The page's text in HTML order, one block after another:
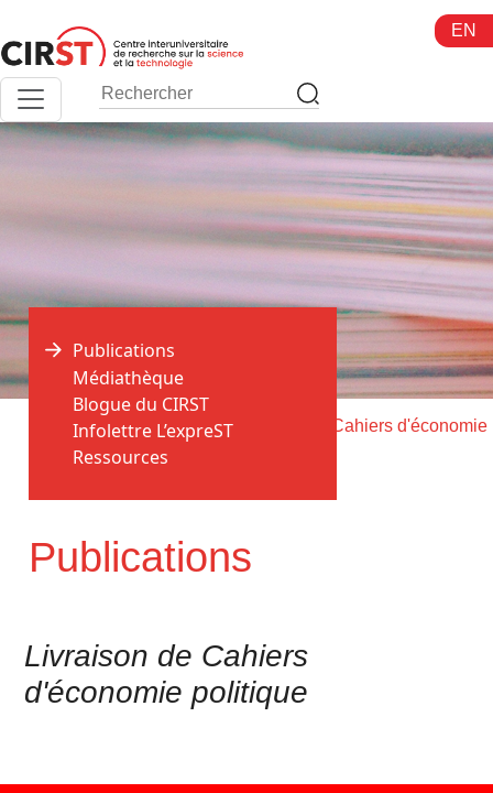
au
contenu
EN
Accueil > Publications >
Publications
Publications
Médiathèque
Blogue du CIRST
Infolettre L’expreST
Ressources
Livraison de Cahiers
d'économie politique